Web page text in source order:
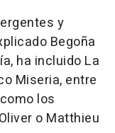
y
Begoña
ha incluido La
Miseria, entre
los
o Matthieu